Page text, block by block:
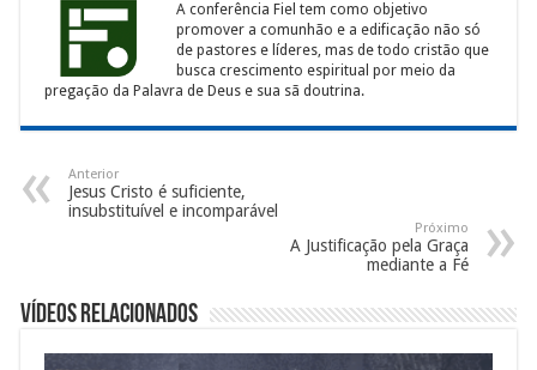
A conferência Fiel tem como objetivo
promover a comunhão e a edificação não só
de pastores e líderes, mas de todo cristão que
busca crescimento espiritual por meio da
pregação da Palavra de Deus e sua sã doutrina.
Anterior
Jesus Cristo é suficiente,
insubstituível e incomparável
Próximo
A Justificação pela Graça
mediante a Fé
Vídeos Relacionados